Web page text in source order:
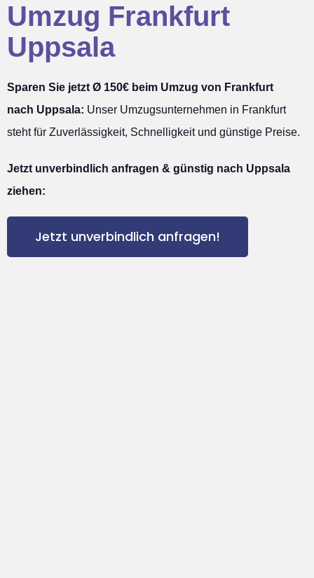
Umzug Frankfurt
Uppsala
Sparen Sie jetzt Ø 150€ beim Umzug von Frankfurt
nach Uppsala: Unser Umzugsunternehmen in Frankfurt
steht für Zuverlässigkeit, Schnelligkeit und günstige Preise.
Jetzt unverbindlich anfragen & günstig nach Uppsala
ziehen:
Jetzt unverbindlich anfragen!